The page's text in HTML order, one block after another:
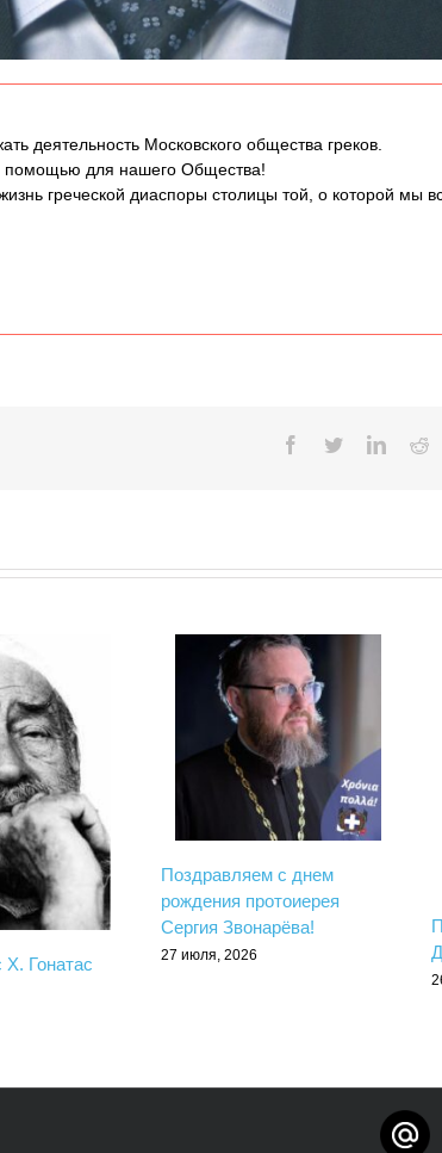
деятельность Московского общества греков.
помощью для нашего Общества!
греческой диаспоры столицы той, о которой мы
Facebook
TwitterLinkedin
Гонатас
Поздравляем с днем
рождения протоиерея
Сергия Звонарёва!
27 июля, 2026